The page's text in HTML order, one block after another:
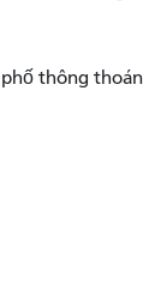
thông